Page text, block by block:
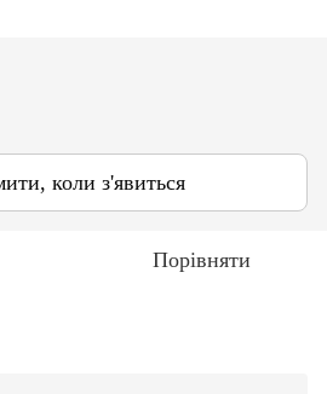
коли з'явиться
Порівняти